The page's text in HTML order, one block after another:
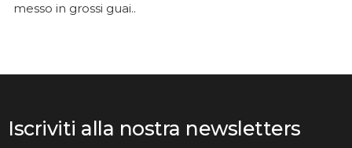
messo in grossi guai..
Iscriviti alla nostra newsletters